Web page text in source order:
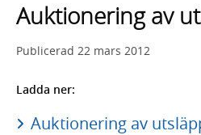
lista
med
sökförslag
Auktionering av
Publicerad 22 mars 2012
Ladda ner:
Auktionering av